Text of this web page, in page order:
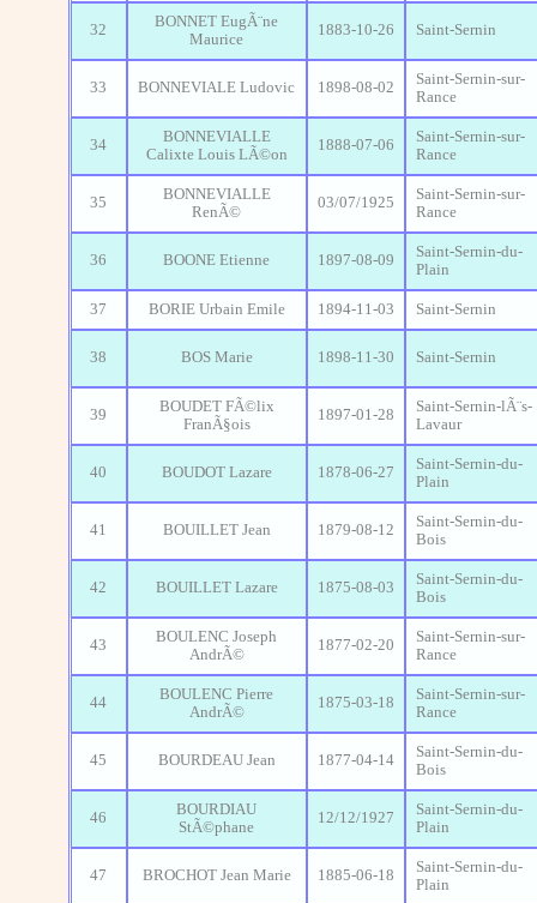
32
BONNET EugÃ¨ne
Maurice
1883-10-26 Saint-Sernin
33 BONNEVIALE Ludovic 1898-08-02
Saint-Sernin-sur-
Rance
34
BONNEVIALLE
Calixte Louis LÃ©on
1888-07-06
Saint-Sernin-sur-
Rance
35
BONNEVIALLE
RenÃ©
03/07/1925
Saint-Sernin-sur-
Rance
36 BOONE Etienne 1897-08-09
Saint-Sernin-du-
Plain
37 BORIE Urbain Emile 1894-11-03 Saint-Sernin
38 BOS Marie 1898-11-30 Saint-Sernin
39
BOUDET FÃ©lix
FranÃ§ois
1897-01-28
Saint-Sernin-lÃ¨s-
Lavaur
40 BOUDOT Lazare 1878-06-27
Saint-Sernin-du-
Plain
41 BOUILLET Jean 1879-08-12
Saint-Sernin-du-
Bois
42 BOUILLET Lazare 1875-08-03
Saint-Sernin-du-
Bois
43
BOULENC Joseph
AndrÃ©
1877-02-20
Saint-Sernin-sur-
Rance
44
BOULENC Pierre
AndrÃ©
1875-03-18
Saint-Sernin-sur-
Rance
45 BOURDEAU Jean 1877-04-14
Saint-Sernin-du-
Bois
46
BOURDIAU
StÃ©phane
12/12/1927
Saint-Sernin-du-
Plain
47 BROCHOT Jean Marie 1885-06-18
Saint-Sernin-du-
Plain